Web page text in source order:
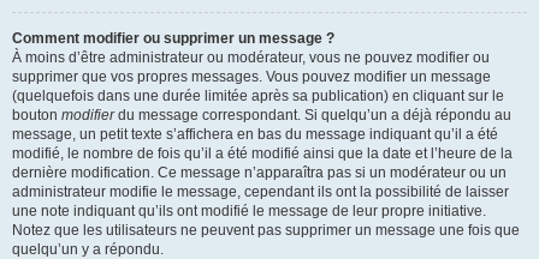
Comment modifier ou supprimer un message ?
À moins d’être administrateur ou modérateur, vous ne pouvez modifier ou
supprimer que vos propres messages. Vous pouvez modifier un message
(quelquefois dans une durée limitée après sa publication) en cliquant sur le
bouton modifierdu message correspondant. Si quelqu’un a déjà répondu au
message, un petit texte s’affichera en bas du message indiquant qu’il a été
modifié, le nombre de fois qu’il a été modifié ainsi que la date et l’heure de la
dernière modification. Ce message n’apparaîtra pas si un modérateur ou un
administrateur modifie le message, cependant ils ont la possibilité de laisser
une note indiquant qu’ils ont modifié le message de leur propre initiative.
Notez que les utilisateurs ne peuvent pas supprimer un message une fois que
quelqu’un y a répondu.